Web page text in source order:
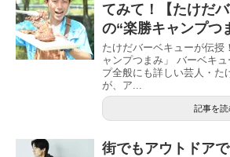
てみて！【たけだ
の“楽勝キャンプつ
たけだバーベキューが伝授
ャンプつまみ」 バーベキ
プ全般にも詳しい芸人・た
が、ア...
記事を読
街でもアウトドア